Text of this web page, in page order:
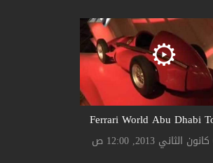
Ferrari World Abu Dhabi